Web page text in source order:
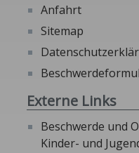
Anfahrt
Sitemap
Externe Links
Beschwerde und
Kinder- und